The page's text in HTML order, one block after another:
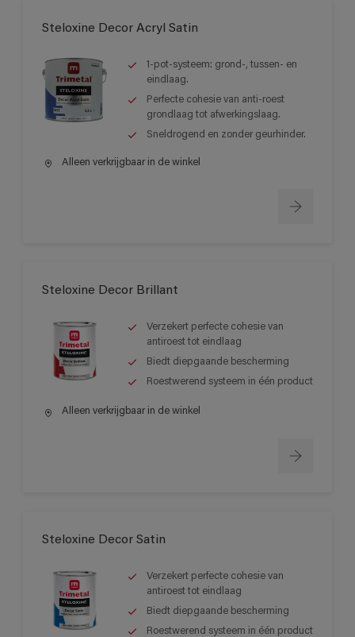
Steloxine Decor Acryl Satin
1-pot-systeem: grond-, tussen- en
eindlaag.
Perfecte cohesie van anti-roest
grondlaag tot afwerkingslaag.
Sneldrogend en zonder geurhinder.
Alleen verkrijgbaar in de winkel
Steloxine Decor Brillant
Verzekert perfecte cohesie van
antiroest tot eindlaag
Biedt diepgaande bescherming
Roestwerend systeem in één product
Alleen verkrijgbaar in de winkel
Steloxine Decor Satin
Verzekert perfecte cohesie van
antiroest tot eindlaag
Biedt diepgaande bescherming
Roestwerend systeem in één product